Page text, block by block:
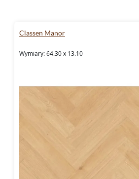
Panele
w każdym calu
Jednym z
Chambord. Ich
dębowe deski, które
nowoczesnej technologii
odwzorowuje strukturę
Nie bez powodu Classen
Classen Manor
Wymiary: 64.30 x 13.10